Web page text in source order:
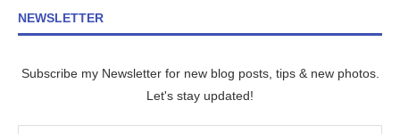
NEWSLETTER
Subscribe my Newsletter for new blog posts, tips & new photos.
Let's stay updated!